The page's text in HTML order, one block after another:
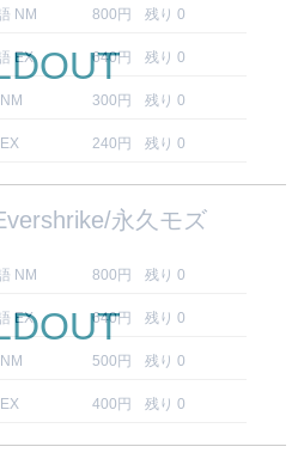
NM 800円 残り 0
EX 640円 残り 0
300円 残り 0
240円 残り 0
永久モズ
NM 800円 残り 0
EX 640円 残り 0
500円 残り 0
400円 残り 0